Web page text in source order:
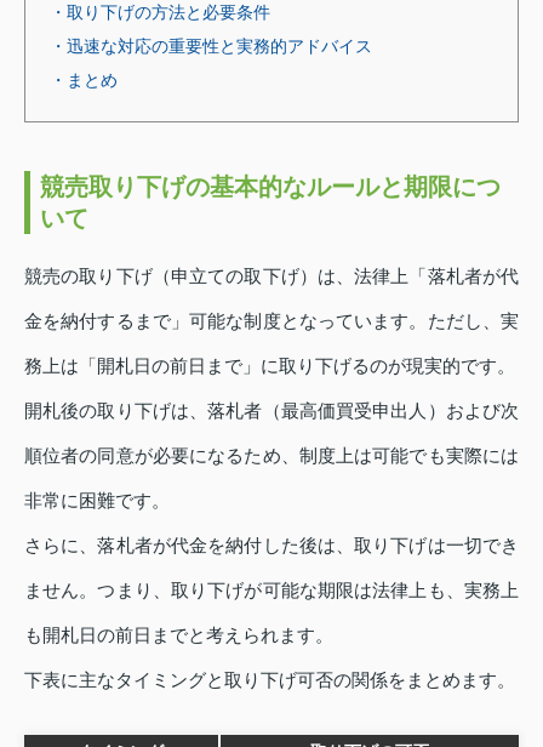
・取り下げの方法と必要条件
・迅速な対応の重要性と実務的アドバイス
・まとめ
競売取り下げの基本的なルールと期限につ
いて
競売の取り下げ（申立ての取下げ）は、法律上「落札者が代
金を納付するまで」可能な制度となっています。ただし、実
務上は「開札日の前日まで」に取り下げるのが現実的です。
開札後の取り下げは、落札者（最高価買受申出人）および次
順位者の同意が必要になるため、制度上は可能でも実際には
非常に困難です。
さらに、落札者が代金を納付した後は、取り下げは一切でき
ません。つまり、取り下げが可能な期限は法律上も、実務上
も開札日の前日までと考えられます。
下表に主なタイミングと取り下げ可否の関係をまとめます。